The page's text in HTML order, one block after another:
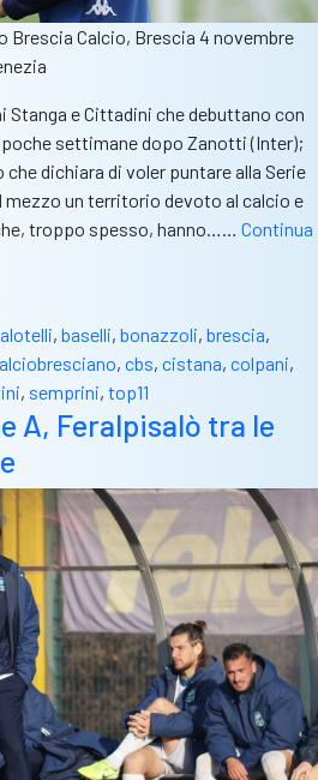
Brescia Calcio, Brescia 4 novembre
Stanga e Cittadini che debuttano con
settimane dopo Zanotti (Inter);
che dichiara di voler puntare alla Serie
mezzo un territorio devoto al calcio e
troppo spesso, hanno…… Continua
, baselli, bonazzoli, brescia,
, cbs, cistana, colpani,
, semprini, top11
A, Feralpisalò tra le